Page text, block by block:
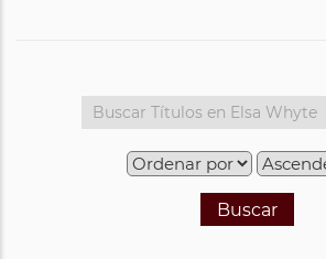
Buscar